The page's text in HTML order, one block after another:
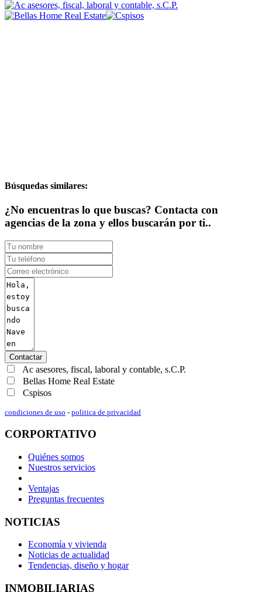
Búsquedas similares:
¿No encuentras lo que buscas? Contacta con
agencias de la zona y ellos buscarán por ti..
Contactar
Ac asesores, fiscal, laboral y contable, s.C.P.
Bellas Home Real Estate
Cspisos
condiciones de uso - politica de privacidad
CORPORTATIVO
Quiénes somos
Nuestros servicios
Ventajas
Preguntas frecuentes
NOTICIAS
Economía y vivienda
Noticias de actualidad
Tendencias, diseño y hogar
INMOBILIARIAS